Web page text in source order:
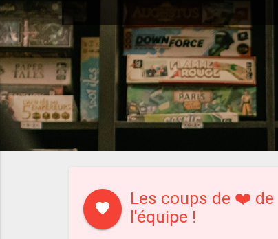
favorite
Les coups de ❤️ de
l'équipe !